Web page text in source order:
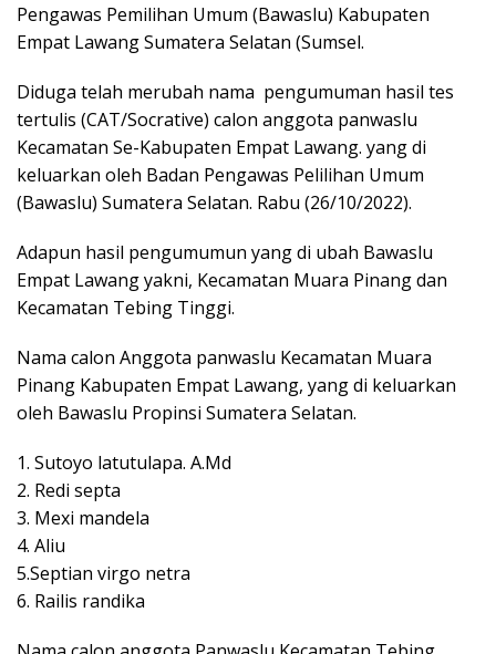
Pengawas Pemilihan Umum (Bawaslu) Kabupaten
Empat Lawang Sumatera Selatan (Sumsel.
Diduga telah merubah nama pengumuman hasil tes
tertulis (CAT/Socrative) calon anggota panwaslu
Kecamatan Se-Kabupaten Empat Lawang. yang di
keluarkan oleh Badan Pengawas Pelilihan Umum
(Bawaslu) Sumatera Selatan. Rabu (26/10/2022).
Adapun hasil pengumumun yang di ubah Bawaslu
Empat Lawang yakni, Kecamatan Muara Pinang dan
Kecamatan Tebing Tinggi.
Nama calon Anggota panwaslu Kecamatan Muara
Pinang Kabupaten Empat Lawang, yang di keluarkan
oleh Bawaslu Propinsi Sumatera Selatan.
1. Sutoyo latutulapa. A.Md
2. Redi septa
3. Mexi mandela
4. Aliu
5.Septian virgo netra
6. Railis randika